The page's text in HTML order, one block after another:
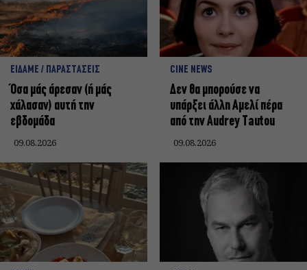
ΕΙΔΑΜΕ / ΠΑΡΑΣΤΑΣΕΙΣ
Όσα μάς άρεσαν (ή μάς
χάλασαν) αυτή την
εβδομάδα
09.08.2026
CINE NEWS
Δεν θα μπορούσε να
υπάρξει άλλη Αμελί πέρα
από την Audrey Tautou
09.08.2026